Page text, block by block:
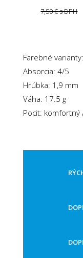
7,50 €s DPH
Farebné
Absorcia: 4/5
Hrúbka: 1,9 mm
Váha: 17.5 g
Pocit: komfortný